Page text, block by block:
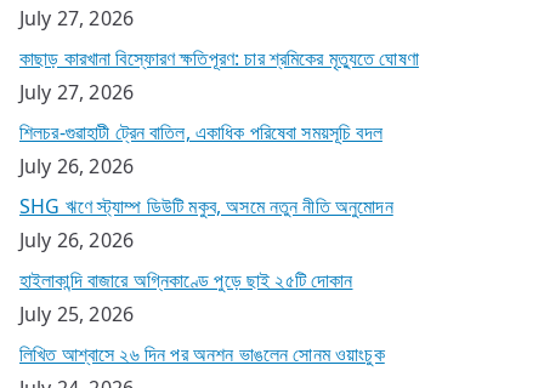
July 27, 2026
কাছাড় কারখানা বিস্ফোরণ ক্ষতিপূরণ: চার শ্রমিকের মৃত্যুতে ঘোষণা
July 27, 2026
শিলচর-গুৱাহাটী ট্রেন বাতিল, একাধিক পরিষেবা সময়সূচি বদল
July 26, 2026
SHG ঋণে স্ট্যাম্প ডিউটি মকুব, অসমে নতুন নীতি অনুমোদন
July 26, 2026
হাইলাকান্দি বাজারে অগ্নিকাণ্ডে পুড়ে ছাই ২৫টি দোকান
July 25, 2026
লিখিত আশ্বাসে ২৬ দিন পর অনশন ভাঙলেন সোনম ওয়াংচুক